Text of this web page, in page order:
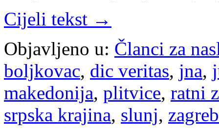
Cijeli tekst →
Objavljeno u: Članci za
boljkovac, dic veritas, jna,
makedonija, plitvice, ratni
srpska krajina, slunj, zagreb